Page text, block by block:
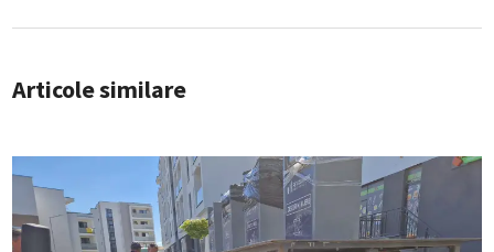
Articole similare